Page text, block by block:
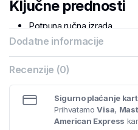
Ključne prednosti
Potpuna ručna izrada
Kvalitetna italijanska koža
potrebe
Neograničena garancija
Ako tražitekožni novčanikkoji
Dodatne informacije
Recenzije (0)
Sigurno plaćanje
PrihvatamoVisa,
American Express